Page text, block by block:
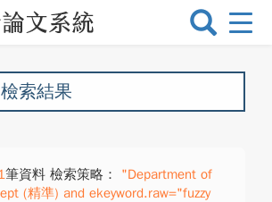
選
換
索結果
筆資料 檢索策略：
"Department of
(精準) and ekeyword.raw="fuzzy